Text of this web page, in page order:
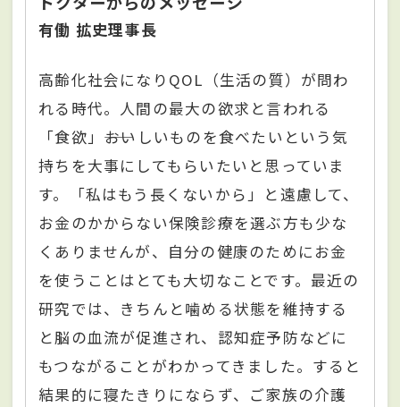
有働 拡史理事長
高齢化社会になりQOL（生活の質）が問わ
れる時代。人間の最大の欲求と言われる
「食欲」――おいしいものを食べたいという気
持ちを大事にしてもらいたいと思っていま
す。「私はもう長くないから」と遠慮して、
お金のかからない保険診療を選ぶ方も少な
くありませんが、自分の健康のためにお金
を使うことはとても大切なことです。最近の
研究では、きちんと噛める状態を維持する
と脳の血流が促進され、認知症予防などに
もつながることがわかってきました。すると
結果的に寝たきりにならず、ご家族の介護